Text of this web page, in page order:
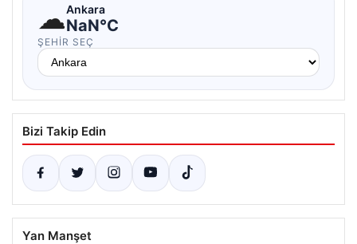
☁Ankara
NaN°C
ŞEHIR SEÇ
Bizi Takip Edin
Yan Manşet